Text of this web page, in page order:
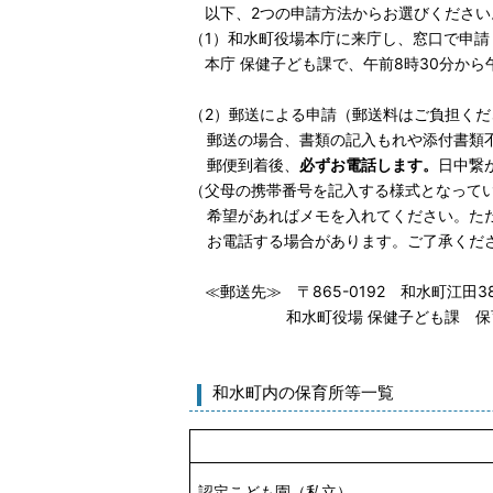
以下、2つの申請方法からお選びくださ
（1）和水町役場本庁に来庁し、窓口で申請
本庁 保健子ども課で、午前8時30分から
（2）郵送による申請（郵送料はご負担く
郵送の場合、書類の記入もれや添付書類
郵便到着後、 必ずお電話します。
日中繋
（父母の携帯番号を記入する様式となっ
希望があればメモを入れてください。た
お電話する場合があります。ご了承くだ
≪郵送先≫ 〒865-0192 和水町江田
和水町役場 保健子ども課 保
和水町内の保育所等一覧